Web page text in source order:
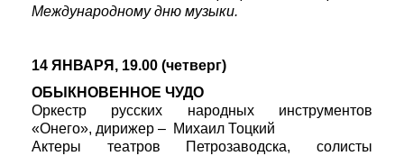
Международному дню музыки.
14 ЯНВАРЯ, 19.00 (четверг)
ОБЫКНОВЕННОЕ ЧУДО
Оркестр русских народных инструментов
«Онего», дирижер – Михаил Тоцкий
Актеры театров Петрозаводска, солисты